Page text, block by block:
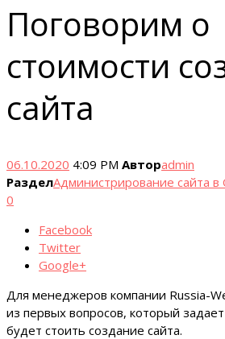
Поговорим о
стоимости
сайта
06.10.2020 4:09 PM Авторadmin
РазделАдминистрирование сайта
0
Facebook
Twitter
Google+
Для менеджеров компании Russia-
из первых вопросов, который задает
будет стоить создание сайта.